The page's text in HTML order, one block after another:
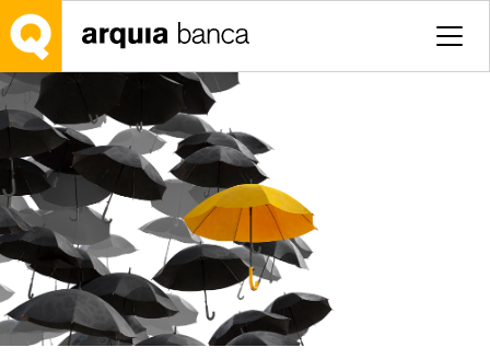
Saltar al contenido principal